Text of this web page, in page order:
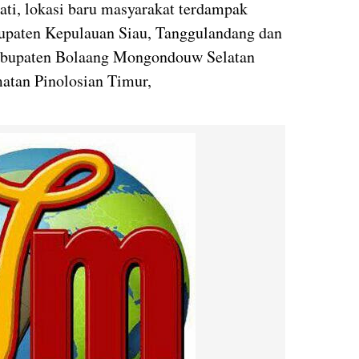
lokasi baru masyarakat terdampak
Kepulauan Siau, Tanggulandang dan
Bolaang Mongondouw Selatan
Pinolosian Timur,